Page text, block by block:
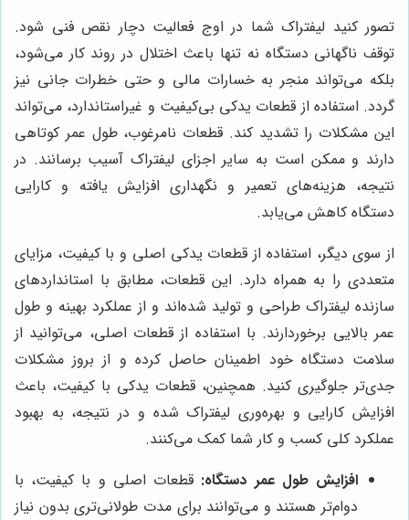
تصور کنید لیفتراک شما در اوج فعالیت دچار نقص فنی شود.
توقف ناگهانی دستگاه نه تنها باعث اختلال در روند کار می‌شود،
بلکه می‌تواند منجر به خسارات مالی و حتی خطرات جانی نیز
گردد. استفاده از قطعات یدکی بی‌کیفیت و غیراستاندارد، می‌تواند
این مشکلات را تشدید کند. قطعات نامرغوب، طول عمر کوتاهی
دارند و ممکن است به سایر اجزای لیفتراک آسیب برسانند. در
نتیجه، هزینه‌های تعمیر و نگهداری افزایش یافته و کارایی
دستگاه کاهش می‌یابد.
از سوی دیگر، استفاده از قطعات یدکی اصلی و با کیفیت، مزایای
متعددی را به همراه دارد. این قطعات، مطابق با استانداردهای
سازنده لیفتراک طراحی و تولید شده‌اند و از عملکرد بهینه و طول
عمر بالایی برخوردارند. با استفاده از قطعات اصلی، می‌توانید از
سلامت دستگاه خود اطمینان حاصل کرده و از بروز مشکلات
جدی‌تر جلوگیری کنید. همچنین، قطعات یدکی با کیفیت، باعث
افزایش کارایی و بهره‌وری لیفتراک شده و در نتیجه، به بهبود
عملکرد کلی کسب و کار شما کمک می‌کنند.
افزایش طول عمر دستگاه: قطعات اصلی و با کیفیت، با
دوام‌تر هستند و می‌توانند برای مدت طولانی‌تری بدون نیاز